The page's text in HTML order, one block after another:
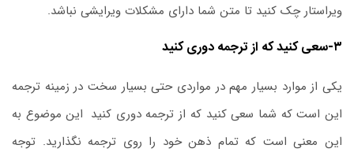
ویراستار چک کنید تا متن شما دارای مشکلات ویرایشی نباشد.
۳-سعی کنید که از ترجمه دوری کنید
یکی از موارد بسیار مهم در مواردی حتی بسیار سخت در زمینه ترجمه
این است که شما سعی کنید که از ترجمه دوری کنید این ‌موضوع به
این معنی است که تمام ذهن خود را روی ترجمه نگذارید. توجه